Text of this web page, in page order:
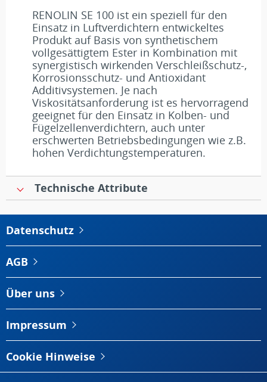
RENOLIN SE 100 ist ein speziell für den
Einsatz in Luftverdichtern entwickeltes
Produkt auf Basis von synthetischem
vollgesättigtem Ester in Kombination mit
synergistisch wirkenden Verschleißschutz-,
Korrosionsschutz- und Antioxidant
Additivsystemen. Je nach
Viskositätsanforderung ist es hervorragend
geeignet für den Einsatz in Kolben- und
Fügelzellenverdichtern, auch unter
erschwerten Betriebsbedingungen wie z.B.
hohen Verdichtungstemperaturen.
Technische Attribute
Datenschutz
AGB
Über uns
Impressum
Cookie Hinweise